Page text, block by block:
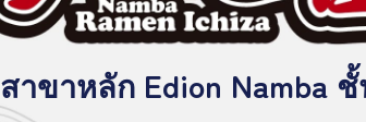
สาขาหลัก Edion Namba